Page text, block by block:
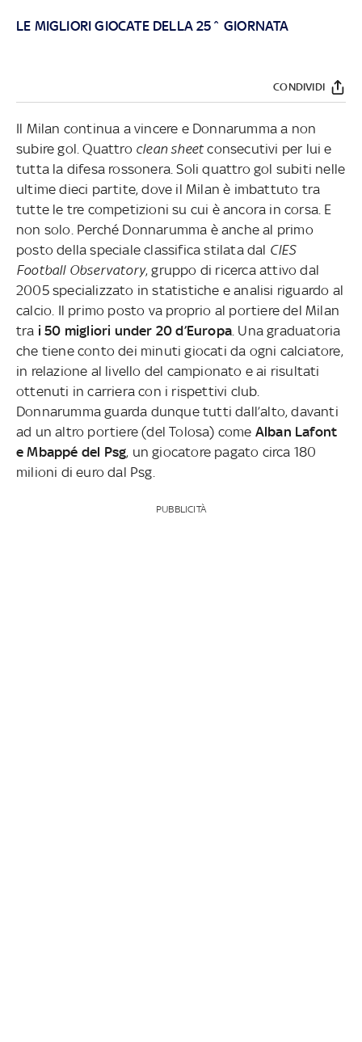
LE MIGLIORI GIOCATE DELLA 25^ GIORNATA
CONDIVIDI
Il Milan continua a vincere e Donnarumma a non
subire gol. Quattro clean sheetconsecutivi per lui e
tutta la difesa rossonera. Soli quattro gol subiti nelle
ultime dieci partite, dove il Milan è imbattuto tra
tutte le tre competizioni su cui è ancora in corsa. E
non solo. Perché Donnarumma è anche al primo
posto della speciale classifica stilata dal CIES
Football Observatory, gruppo di ricerca attivo dal
2005 specializzato in statistiche e analisi riguardo al
calcio. Il primo posto va proprio al portiere del Milan
tra i 50 migliori under 20 d’Europa . Una graduatoria
che tiene conto dei minuti giocati da ogni calciatore,
in relazione al livello del campionato e ai risultati
ottenuti in carriera con i rispettivi club.
Donnarumma guarda dunque tutti dall’alto, davanti
ad un altro portiere (del Tolosa) come Alban Lafont
e Mbappé del Psg, un giocatore pagato circa 180
milioni di euro dal Psg.
PUBBLICITÀ